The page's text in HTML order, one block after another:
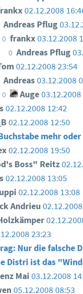
02.12.2008
Andreas Pflug
0 frankx03.12.2008
0 Andreas Pflug
02.12.2008 23:54
Andreas03.12.2008
0 Auge
02.12.2008 12:42
02.12.2008 12:50
mehr
02.12.2008 19:50
Boss" Reitz
02.12.2008 13:05
02.12.2008 13:08
Andrieu
23:23
Nur die falsche
Distri ist das
Mai03.12.2008
05.12.2008 08:53